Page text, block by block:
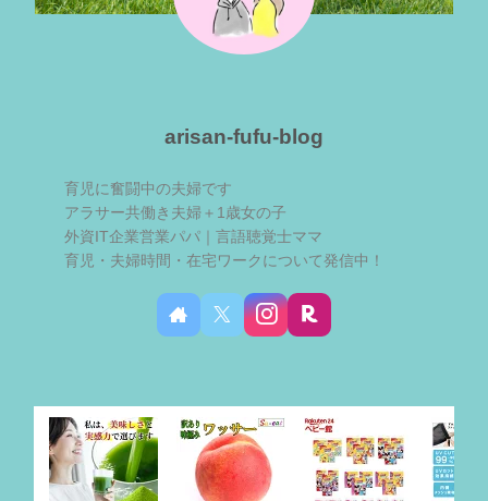
arisan-fufu-blog
育児に奮闘中の夫婦です
アラサー共働き夫婦＋1歳女の子
外資IT企業営業パパ｜言語聴覚士ママ
育児・夫婦時間・在宅ワークについて発信中！